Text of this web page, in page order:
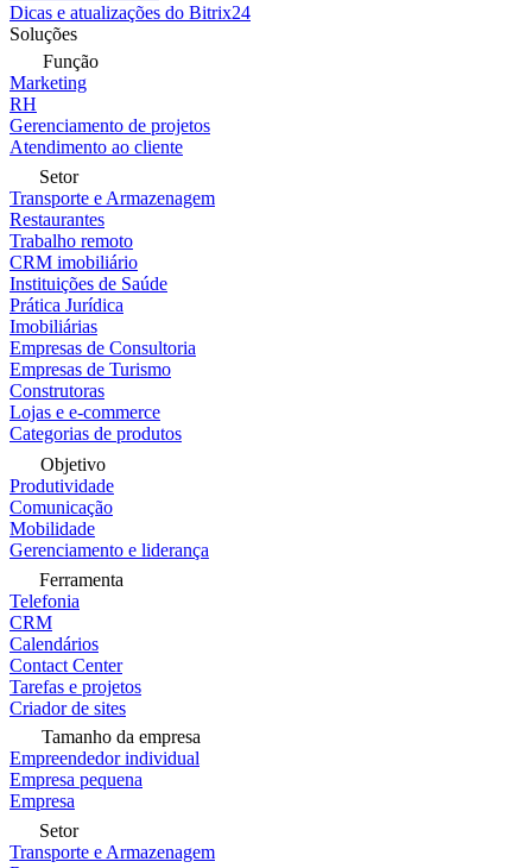
Dicas e atualizações do Bitrix24
Soluções
Função
Marketing
RH
Gerenciamento de projetos
Atendimento ao cliente
Setor
Transporte e Armazenagem
Restaurantes
Trabalho remoto
CRM imobiliário
Instituições de Saúde
Prática Jurídica
Imobiliárias
Empresas de Consultoria
Empresas de Turismo
Construtoras
Lojas e e-commerce
Categorias de produtos
Objetivo
Produtividade
Comunicação
Mobilidade
Gerenciamento e liderança
Ferramenta
Telefonia
CRM
Calendários
Contact Center
Tarefas e projetos
Criador de sites
Tamanho da empresa
Empreendedor individual
Empresa pequena
Empresa
Setor
Transporte e Armazenagem